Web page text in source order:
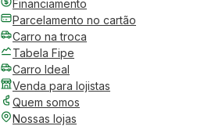
Financiamento
Parcelamento no cartão
Carro na troca
Tabela Fipe
Carro Ideal
Venda para lojistas
Quem somos
Nossas lojas